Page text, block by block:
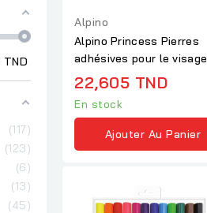
TND
117
123
6
13
45
Alpino
Alpino Princess Pierres
adhésives pour le visage
22,605 TND
En stock
Ajouter Au Panier